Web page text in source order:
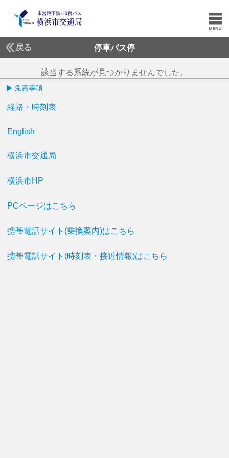
戻る 停車バス停
該当する系統が見つかりませんでした。
免責事項
経路・時刻表
English
横浜市交通局
横浜市HP
PCページはこちら
携帯電話サイト(乗換案内)はこちら
携帯電話サイト(時刻表・接近情報)はこちら